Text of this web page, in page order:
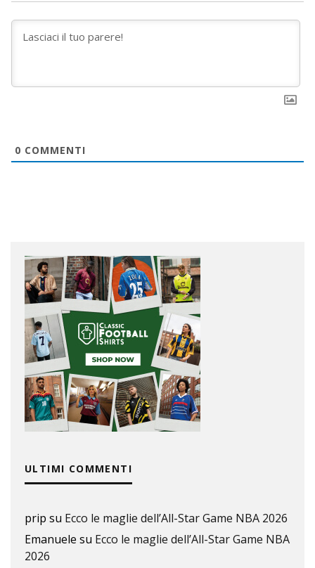
0 COMMENTI
ULTIMI COMMENTI
prip su Ecco le maglie dell’All-Star Game NBA 2026
Emanuele su Ecco le maglie dell’All-Star Game NBA
2026